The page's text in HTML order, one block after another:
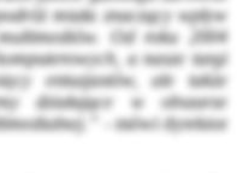
miała znaczący wpływ
Od roku 2004
a nasze targi
entuzjastów, ale także
działające w obszarze
- mówi dyrektor